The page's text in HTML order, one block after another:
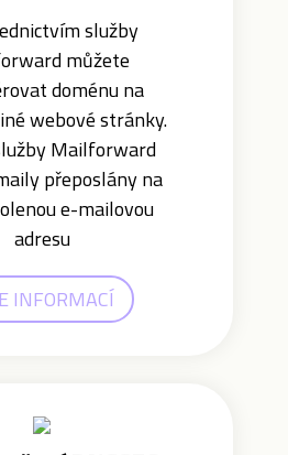
služby
můžete
doménu na
webové stránky.
Mailforward
přeposlány na
e-mailovou
adresu
INFORMACÍ